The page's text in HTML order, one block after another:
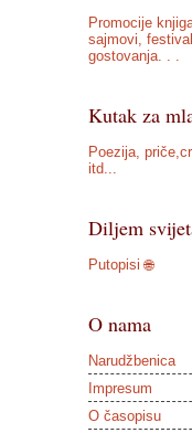
Promocije
sajmovi,
gostovanja. . .
Kutak za
Poezija,
itd...
Diljem
Putopisi 🌐
O nama
Narudžbenica
Impresum
O časopisu